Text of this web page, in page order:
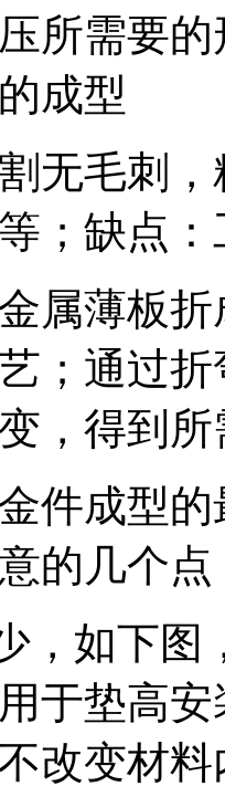
所需要
成型
毛刺，
；缺点
薄板折
；通过
，得到
成型的
的几个
如下图
于垫高
改变材